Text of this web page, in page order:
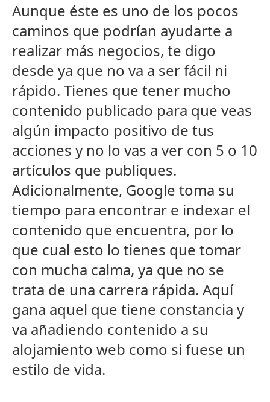
Aunque éste es uno de los pocos
caminos que podrían ayudarte a
realizar más negocios, te digo
desde ya que no va a ser fácil ni
rápido. Tienes que tener mucho
contenido publicado para que veas
algún impacto positivo de tus
acciones y no lo vas a ver con 5 o 10
artículos que publiques.
Adicionalmente, Google toma su
tiempo para encontrar e indexar el
contenido que encuentra, por lo
que cual esto lo tienes que tomar
con mucha calma, ya que no se
trata de una carrera rápida. Aquí
gana aquel que tiene constancia y
va añadiendo contenido a su
alojamiento web como si fuese un
estilo de vida.